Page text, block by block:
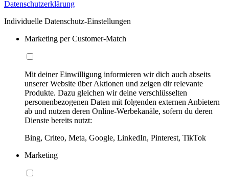
Datenschutzerklärung
Individuelle Datenschutz-Einstellungen
Marketing per Customer-Match
Mit deiner Einwilligung informieren wir dich auch abseits
unserer Website über Aktionen und zeigen dir relevante
Produkte. Dazu gleichen wir deine verschlüsselten
personenbezogenen Daten mit folgenden externen Anbietern
ab und nutzen deren Online-Werbekanäle, sofern du deren
Dienste bereits nutzt:
Bing, Criteo, Meta, Google, LinkedIn, Pinterest, TikTok
Marketing